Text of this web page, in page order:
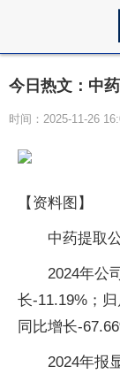
今日热文：中
时间：2025-11-26
【资料图】
中药提取
2024年公
长-11.19%；
同比增长-
2024年报